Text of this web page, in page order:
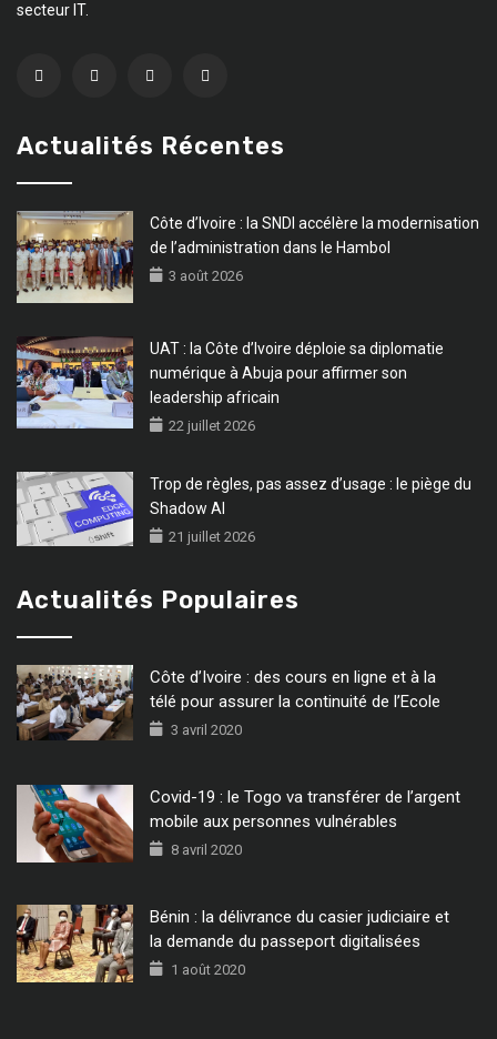
secteur IT.
Actualités Récentes
Côte d’Ivoire : la SNDI accélère la modernisation
de l’administration dans le Hambol
3 août 2026
UAT : la Côte d’Ivoire déploie sa diplomatie
numérique à Abuja pour affirmer son
leadership africain
22 juillet 2026
Trop de règles, pas assez d’usage : le piège du
Shadow AI
21 juillet 2026
Actualités Populaires
Côte d’Ivoire : des cours en ligne et à la
télé pour assurer la continuité de l’Ecole
3 avril 2020
Covid-19 : le Togo va transférer de l’argent
mobile aux personnes vulnérables
8 avril 2020
Bénin : la délivrance du casier judiciaire et
la demande du passeport digitalisées
1 août 2020